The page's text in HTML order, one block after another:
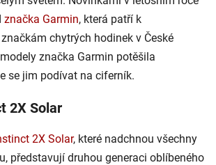
značka Garmin, která patří k
chytrých hodinek v České
značka Garmin potěšila
se jim podívat na ciferník.
2X Solar
2X Solar, které nadchnou všechny
představují druhou generaci oblíbeného